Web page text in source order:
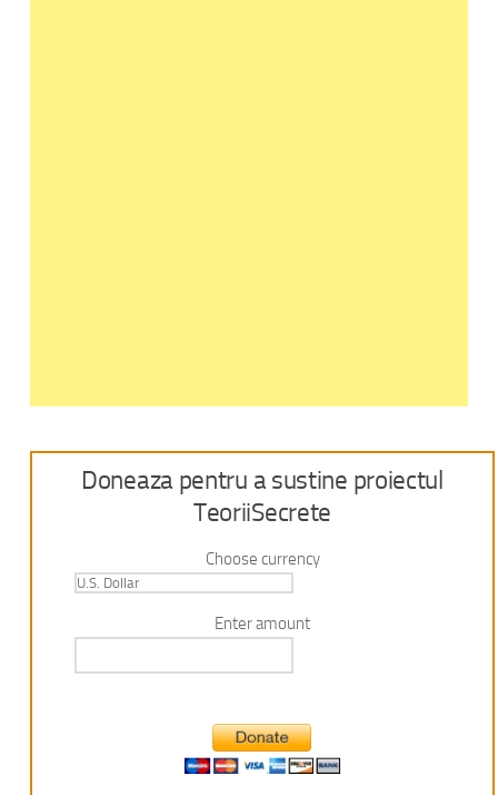
Doneaza pentru a sustine proiectul
TeoriiSecrete
Choose currency
Enter amount